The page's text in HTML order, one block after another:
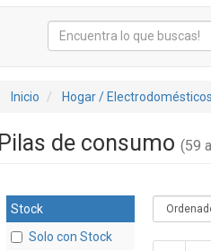
Inicio Hogar / Electrodomésticos
Pilas de consumo (59
Stock
Solo con Stock